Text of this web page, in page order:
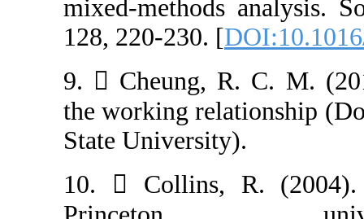
mixed-
128, 220-230. [
9.  Cheung,
the working
State
10.  Collins,